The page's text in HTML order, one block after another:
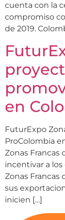
cuenta con la
compromiso
de 2019.
en
FuturExpo
ProColombia
Zonas
incentivar a
Zonas
sus
inicien […]